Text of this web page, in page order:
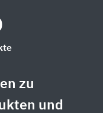
zu
und